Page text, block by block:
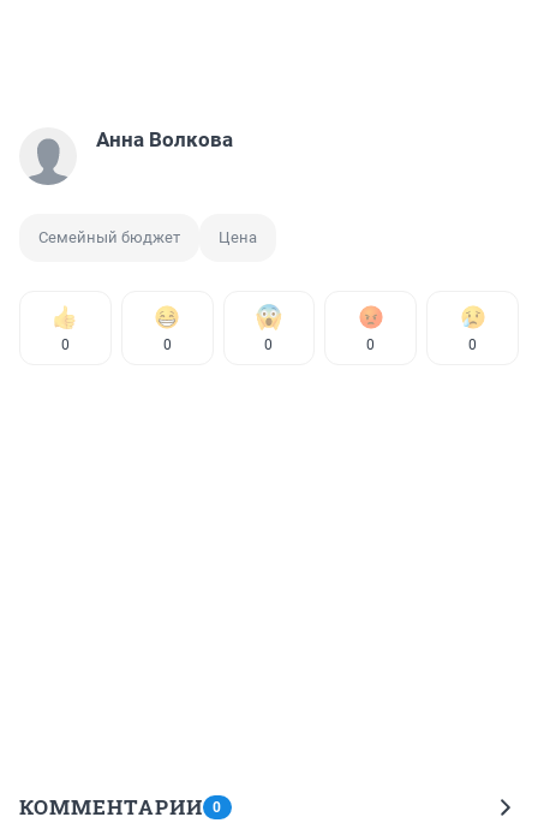
Анна Волкова
Семейный бюджет Цена
0 0 0 0 0
КОММЕНТАРИИ 0